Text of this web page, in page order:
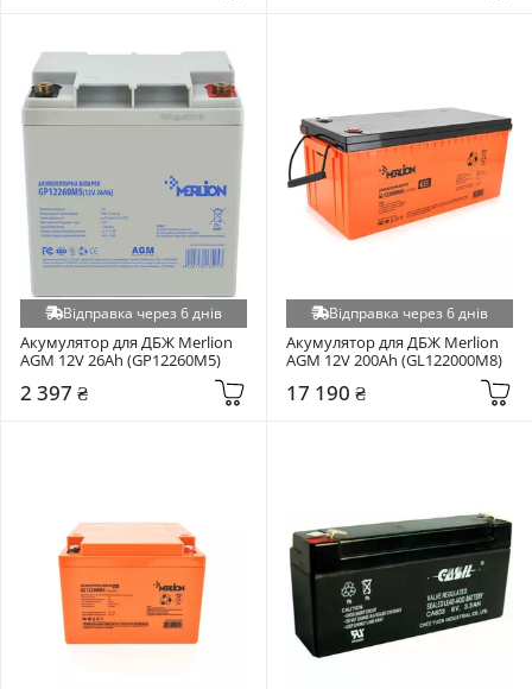
Відправка через 6 днів
Акумулятор для ДБЖ Merlion
AGM 12V 26Ah (GP12260M5)
2 397 ₴
Відправка через 6 днів
Акумулятор для ДБЖ Merlion
AGM 12V 200Ah (GL122000M8)
17 190 ₴